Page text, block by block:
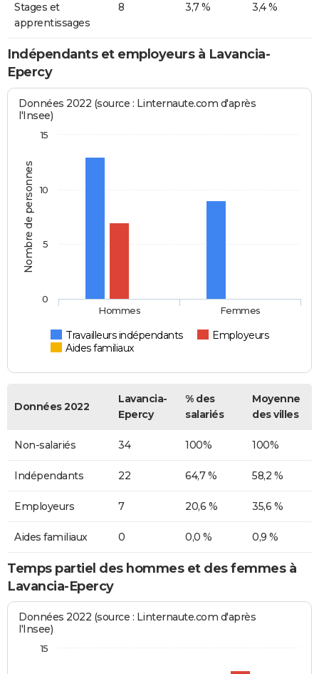
Stages et
apprentissages
8 3,7 % 3,4 %
Indépendants et employeurs à Lavancia-
Epercy
Nombre de personnes
Données 2022 (source : Linternaute.com d'après
l'Insee)
Travailleurs indépendants
Employeurs
Aides familiaux
Hommes Femmes
0
5
10
15
Données 2022
Lavancia-
Epercy
% des
salariés
Moyenne
des villes
Non-salariés 34 100% 100%
Indépendants 22 64,7 % 58,2 %
Employeurs 7 20,6 % 35,6 %
Aides familiaux 0 0,0 % 0,9 %
Temps partiel des hommes et des femmes à
Lavancia-Epercy
Données 2022 (source : Linternaute.com d'après
l'Insee)
15